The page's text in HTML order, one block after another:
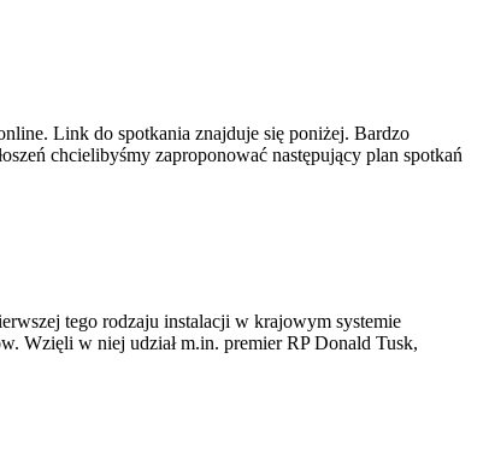
Link do spotkania znajduje się poniżej. Bardzo
chcielibyśmy zaproponować następujący plan spotkań
tego rodzaju instalacji w krajowym systemie
Wzięli w niej udział m.in. premier RP Donald Tusk,